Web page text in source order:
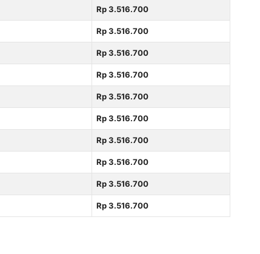
Rp 3.516.700
Rp 3.516.700
Rp 3.516.700
Rp 3.516.700
Rp 3.516.700
Rp 3.516.700
Rp 3.516.700
Rp 3.516.700
Rp 3.516.700
Rp 3.516.700